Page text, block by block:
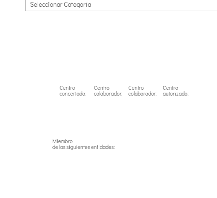
Centro
concertado:
Centro
colaborador:
Centro
colaborador:
Centro
autorizado:
Miembro
de las siguientes entidades: